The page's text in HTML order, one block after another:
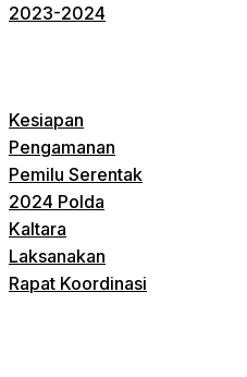
2023-2024
Kesiapan
Pengamanan
Pemilu Serentak
2024 Polda
Kaltara
Laksanakan
Rapat Koordinasi